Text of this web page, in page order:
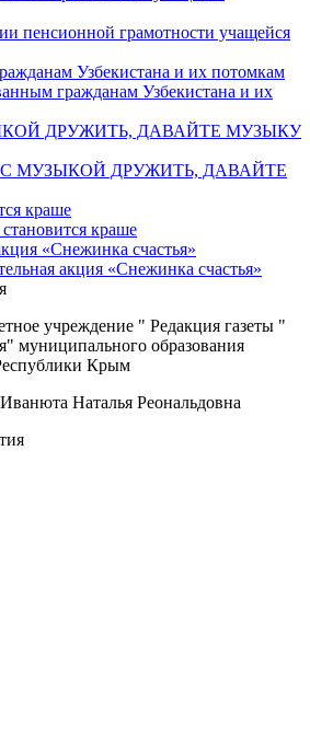
пенсионной грамотности учащейся
гражданам Узбекистана и их
МУЗЫКОЙ ДРУЖИТЬ, ДАВАЙТЕ
краше
акция «Снежинка счастья»
учреждение " Редакция газеты "
муниципального образования
Крым
Наталья Реональдовна